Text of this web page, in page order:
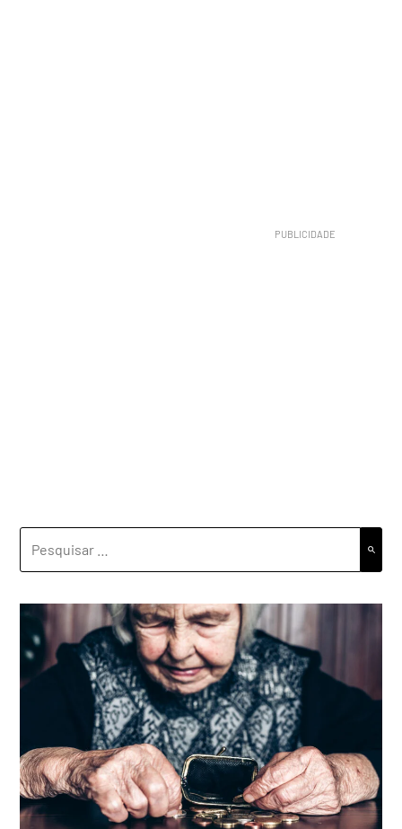
POR: